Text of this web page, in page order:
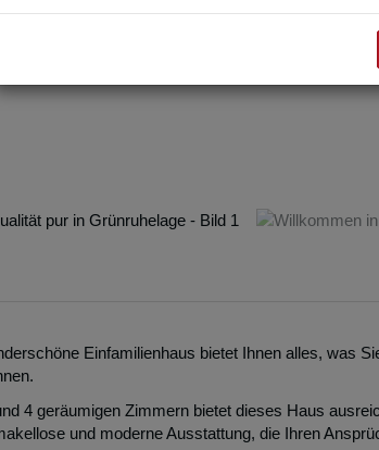
Einfamilienhaus bietet Ihnen alles, was
4 geräumigen Zimmern bietet dieses Haus
und moderne Ausstattung, die Ihren